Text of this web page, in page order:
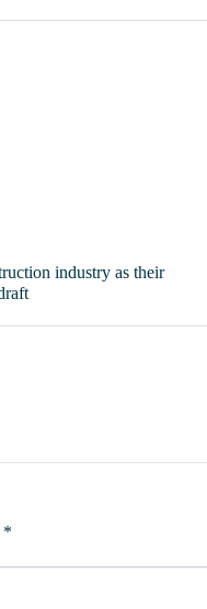
industry as their
*